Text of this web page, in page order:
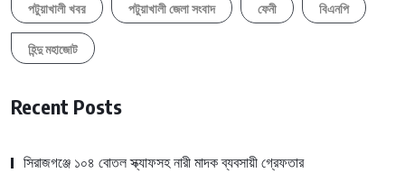
পটুয়াখালী খবর পটুয়াখালী জেলা সংবাদ ফেনী বিএনপি
হিন্দু মহাজোট
Recent Posts
সিরাজগঞ্জে ১০৪ বোতল স্ক্যাফসহ নারী মাদক ব্যবসায়ী গ্রেফতার